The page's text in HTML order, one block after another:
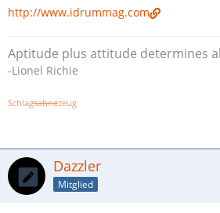
http://www.idrummag.com
Aptitude plus attitude determines
-Lionel Richie
Schlagsahnezeug
Dazzler
Mitglied